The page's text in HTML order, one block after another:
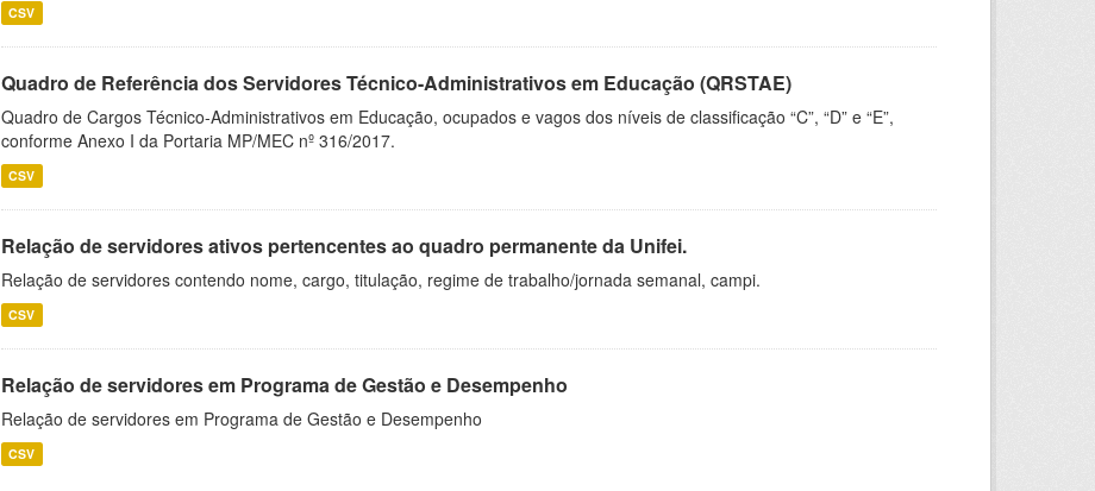
CSV
Quadro de Referência dos Servidores Técnico-Administrativos em Educação (QRSTAE)
Quadro de Cargos Técnico-Administrativos em Educação, ocupados e vagos dos níveis de classificação “C”, “D” e “E”,
conforme Anexo I da Portaria MP/MEC nº 316/2017.
CSV
Relação de servidores ativos pertencentes ao quadro permanente da Unifei.
Relação de servidores contendo nome, cargo, titulação, regime de trabalho/jornada semanal, campi.
CSV
Relação de servidores em Programa de Gestão e Desempenho
Relação de servidores em Programa de Gestão e Desempenho
CSV